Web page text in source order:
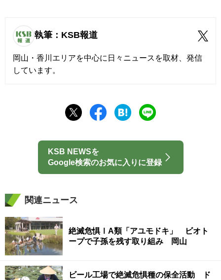
執筆：KSB報道
岡山・香川エリアを中心に日々ニュースを取材、発信
しています。
KSB NEWSを
Google検索のお気に入りに登録
関連ニュース
絶滅危惧ⅠA類「アユモドキ」 ビオト
ープで子孫を残す取り組み 岡山
ビール工場で絶滅危惧種の保全活動 ド